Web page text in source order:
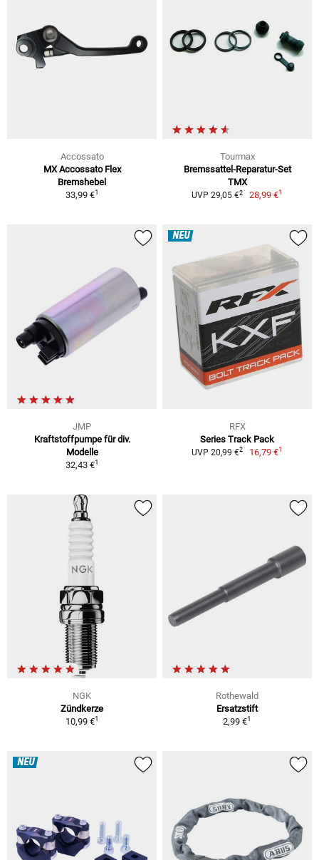
Accossato
MX Accossato Flex
Bremshebel
33,99 €1
Tourmax
Bremssattel-Reparatur-Set
TMX
UVP 29,05 €2 28,99 €1
JMP
Kraftstoffpumpe für div.
Modelle
32,43 €1
NEU
RFX
Series Track Pack
UVP 20,99 €2 16,79 €1
NGK
Zündkerze
10,99 €1
Rothewald
Ersatzstift
2,99 €1
NEU